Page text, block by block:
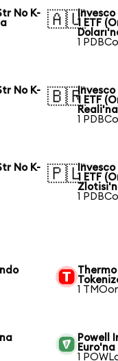
No K-
🇦🇺1 ETF
1
No K-
🇧🇷1 ETF
Reali'na
1
No K-
🇵🇱1 ETF
1
1
Powell
Euro'na
1